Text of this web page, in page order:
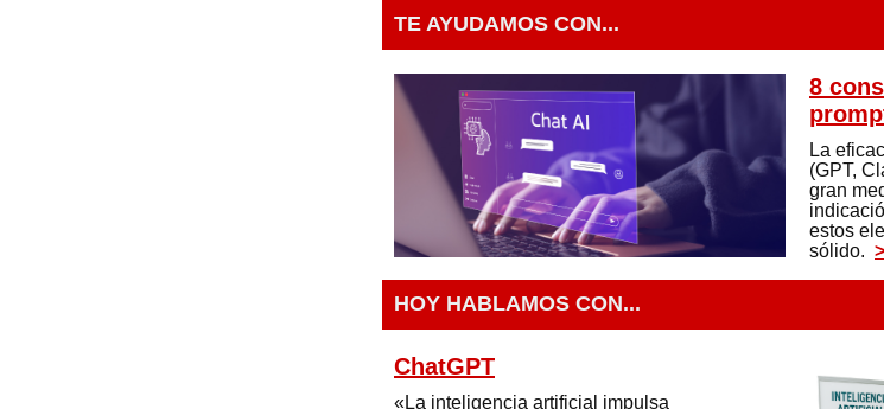
TE AYUDAMOS CON...
8
La
(GPT,
gran
estos
sólido.
HOY HABLAMOS CON...
ChatGPT
«La inteligencia artificial impulsa